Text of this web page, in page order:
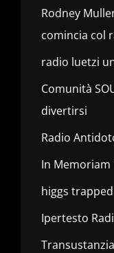
Rodney
comincia col
radio luetzi
Comunità
divertirsi
Radio
In Memoriam
higgs
Ipertesto